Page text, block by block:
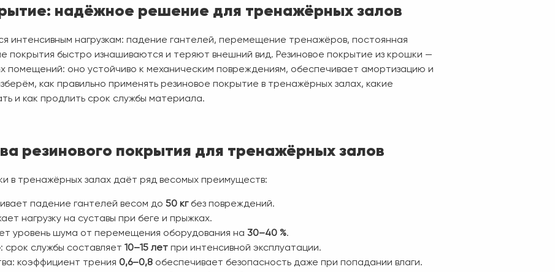
надёжное решение для тренажёрных залов
интенсивным нагрузкам: падение гантелей, перемещение тренажёров, постоянная
покрытия быстро изнашиваются и теряют внешний вид. Резиновое покрытие из крошки —
помещений: оно устойчиво к механическим повреждениям, обеспечивает амортизацию и
как правильно применять резиновое покрытие в тренажёрных залах, какие
и как продлить срок службы материала.
резинового покрытия для тренажёрных залов
в тренажёрных залах даёт ряд весомых преимуществ:
падение гантелей весом до 50 кгбез повреждений.
нагрузку на суставы при беге и прыжках.
уровень шума от перемещения оборудования на 30–40 %.
: срок службы составляет 10–15 лет при интенсивной эксплуатации.
коэффициент трения 0,6–0,8 обеспечивает безопасность даже при попадании влаги.